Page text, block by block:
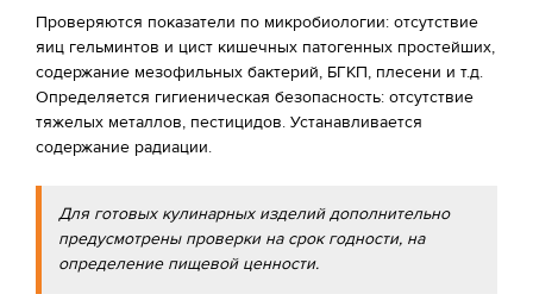
Проверяются показатели по микробиологии: отсутствие
яиц гельминтов и цист кишечных патогенных простейших,
содержание мезофильных бактерий, БГКП, плесени и т.д.
Определяется гигиеническая безопасность: отсутствие
тяжелых металлов, пестицидов. Устанавливается
содержание радиации.
Для готовых кулинарных изделий дополнительно
предусмотрены проверки на срок годности, на
определение пищевой ценности.